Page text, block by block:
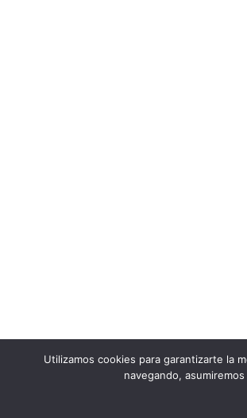
Utilizamos cookies para garantizarte la
navegando,